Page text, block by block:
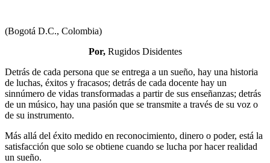
(Bogotá D.C., Colombia)
Por,Rugidos Disidentes
Detrás de cada persona que se entrega a un sueño, hay una historia
de luchas, éxitos y fracasos; detrás de cada docente hay un
sinnúmero de vidas transformadas a partir de sus enseñanzas; detrás
de un músico, hay una pasión que se transmite a través de su voz o
de su instrumento.
Más allá del éxito medido en reconocimiento, dinero o poder, está la
satisfacción que solo se obtiene cuando se lucha por hacer realidad
un sueño.